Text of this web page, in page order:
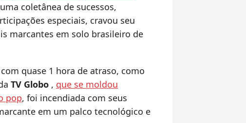
coletânea de sucessos,
especiais, cravou seu
marcantes em solo brasileiro de
quase 1 hora de atraso, como
TV Globo , que se moldou
pop, foi incendiada com seus
em um palco tecnológico e